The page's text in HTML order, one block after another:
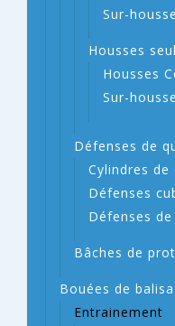
Sur-
Housses
Housses
Sur-
Défenses de
Cylindres
Défenses
Défenses
Bâches de
Bouées de
Entrainement